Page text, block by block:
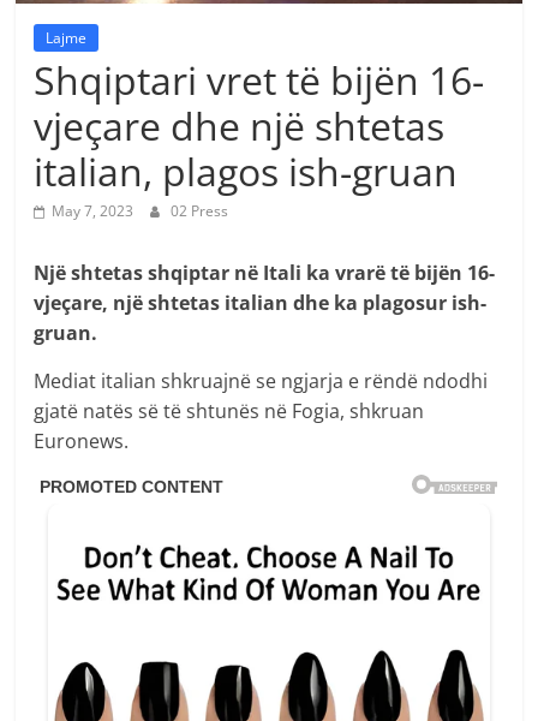
Lajme
Shqiptari vret të bijën 16-
vjeçare dhe një shtetas
italian, plagos ish-gruan
May 7, 2023 02 Press
Një shtetas shqiptar në Itali ka vrarë të bijën 16-
vjeçare, një shtetas italian dhe ka plagosur ish-
gruan.
Mediat italian shkruajnë se ngjarja e rëndë ndodhi
gjatë natës së të shtunës në Fogia, shkruan
Euronews.